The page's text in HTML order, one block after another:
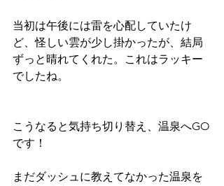
当初は午後には雷を心配していたけ
ど、怪しい雲が少し掛かったが、結局
ずっと晴れてくれた。これはラッキー
でしたね。
こうなると気持ち切り替え、温泉へGO
です！
まだダッシュに教えてなかった温泉を